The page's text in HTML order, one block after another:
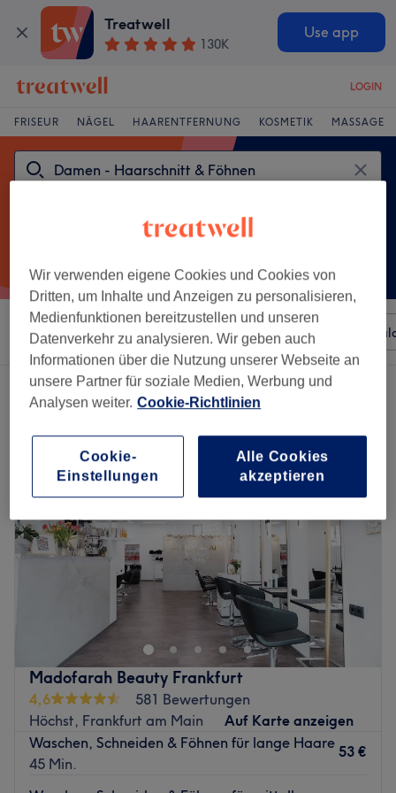
Treatwell
130K
Use app
LOGIN
FRISEUR NÄGEL HAARENTFERNUNG KOSMETIK MASSAGE
Sortieren nach Beliebiger Preis Besonderheiten
Ein Salon, der anbietet:
damen - haarschnitt & föhnen in Höchster Altstadt, Frankfurt am Main
Madofarah Beauty Frankfurt
4,6
581 Bewertungen
Höchst, Frankfurt am Main
Auf Karte anzeigen
Waschen, Schneiden & Föhnen für lange Haare
45 Min.
53 €
Wir verwenden eigene Cookies und Cookies von
Dritten, um Inhalte und Anzeigen zu personalisieren,
Medienfunktionen bereitzustellen und unseren
Datenverkehr zu analysieren. Wir geben auch
Informationen über die Nutzung unserer Webseite an
unsere Partner für soziale Medien, Werbung und
Analysen weiter. Cookie-Richtlinien
Cookie-
Einstellungen
Alle Cookies
akzeptieren